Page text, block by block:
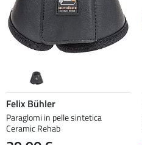
Felix Bühler
Paraglomi in pelle sintetica
Ceramic Rehab